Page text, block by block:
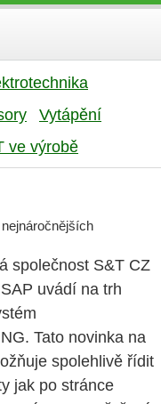
Vytápění
ve výrobě
společnost S&T CZ
uvádí na trh
Tato novinka na
spolehlivě řídit
jak po stránce